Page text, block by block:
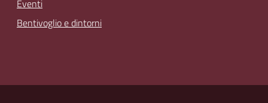
Eventi
Bentivoglio e dintorni